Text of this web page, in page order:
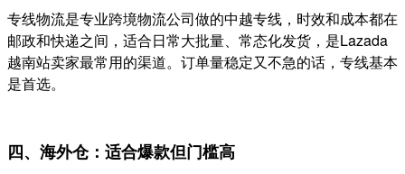
专线物流是专业跨境物流公司做的中越专线，时效和成本都在
邮政和快递之间，适合日常大批量、常态化发货，是Lazada
越南站卖家最常用的渠道。订单量稳定又不急的话，专线基本
是首选。
四、海外仓：适合爆款但门槛高